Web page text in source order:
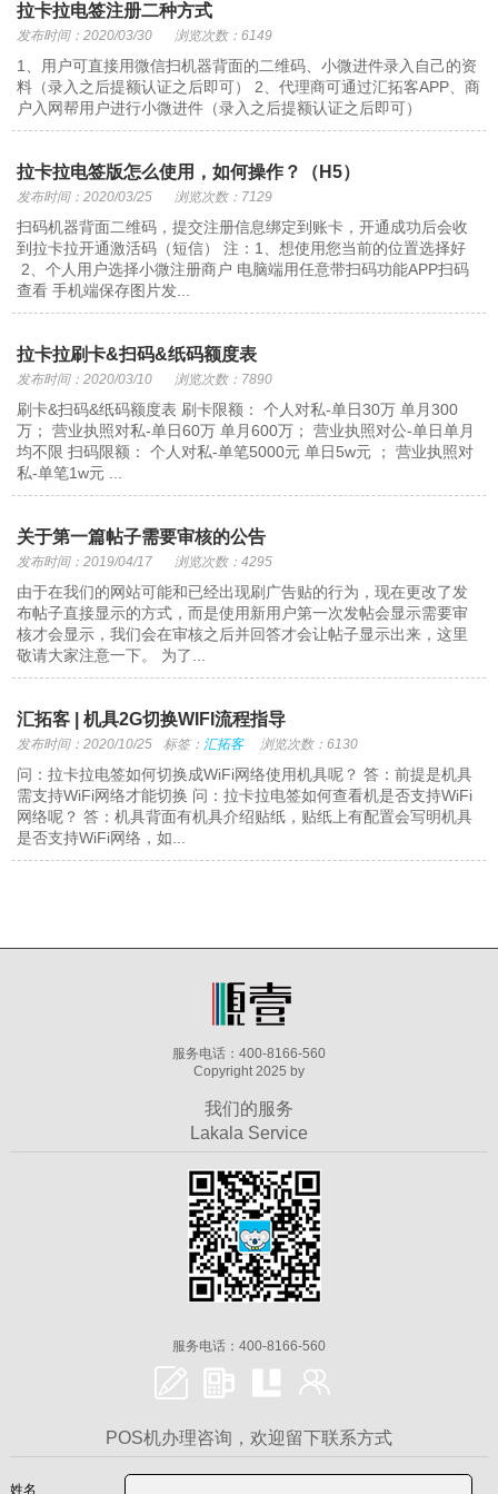
拉卡拉电签注册二种方式
发布时间：2020/03/30 浏览次数：6149
1、用户可直接用微信扫机器背面的二维码、小微进件录入自己的资
料（录入之后提额认证之后即可） 2、代理商可通过汇拓客APP、商
户入网帮用户进行小微进件（录入之后提额认证之后即可）
拉卡拉电签版怎么使用，如何操作？（H5）
发布时间：2020/03/25 浏览次数：7129
扫码机器背面二维码，提交注册信息绑定到账卡，开通成功后会收
到拉卡拉开通激活码（短信） 注：1、想使用您当前的位置选择好
2、个人用户选择小微注册商户 电脑端用任意带扫码功能APP扫码
查看 手机端保存图片发...
拉卡拉刷卡&扫码&纸码额度表
发布时间：2020/03/10 浏览次数：7890
刷卡&扫码&纸码额度表 刷卡限额： 个人对私-单日30万 单月300
万； 营业执照对私-单日60万 单月600万； 营业执照对公-单日单月
均不限 扫码限额： 个人对私-单笔5000元 单日5w元 ； 营业执照对
私-单笔1w元 ...
关于第一篇帖子需要审核的公告
发布时间：2019/04/17 浏览次数：4295
由于在我们的网站可能和已经出现刷广告贴的行为，现在更改了发
布帖子直接显示的方式，而是使用新用户第一次发帖会显示需要审
核才会显示，我们会在审核之后并回答才会让帖子显示出来，这里
敬请大家注意一下。 为了...
汇拓客 | 机具2G切换WIFI流程指导
发布时间：2020/10/25 标签： 汇拓客 浏览次数：6130
问：拉卡拉电签如何切换成WiFi网络使用机具呢？ 答：前提是机具
需支持WiFi网络才能切换 问：拉卡拉电签如何查看机是否支持WiFi
网络呢？ 答：机具背面有机具介绍贴纸，贴纸上有配置会写明机具
是否支持WiFi网络，如...
服务电话：400-8166-560
Copyright 2025 by
我们的服务
Lakala Service
服务电话：400-8166-560
POS机办理咨询，欢迎留下联系方式
姓名